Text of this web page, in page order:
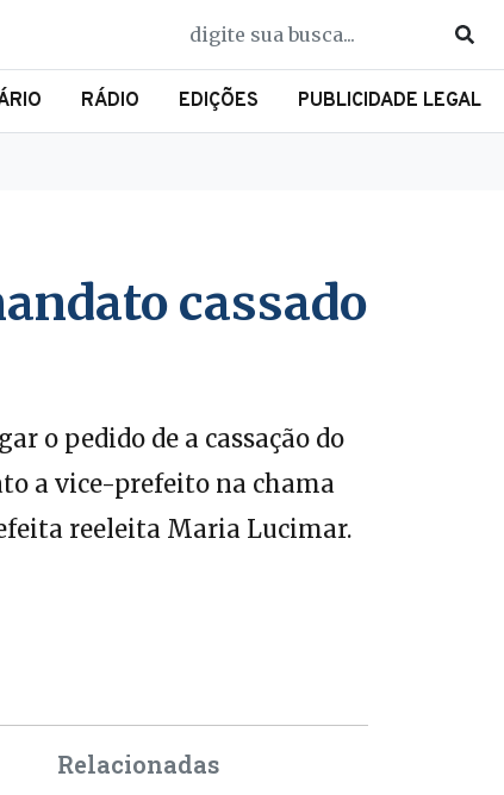
RÁDIO EDIÇÕES PUBLICIDADE LEGAL
cassado
o pedido de a cassação do
a vice-prefeito na chama
reeleita Maria Lucimar.
Relacionadas